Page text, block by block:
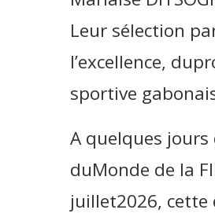
Leur sélection
l’excellence,
sportive
A quelques jours
duMonde de la
juillet2026,